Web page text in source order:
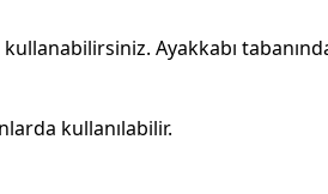
Ayakkabı
kullanılabilir.